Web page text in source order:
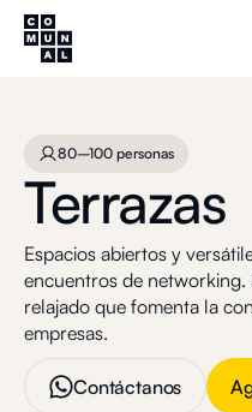
80–100 personas
Terrazas
Espacios abiertos y
encuentros de
relajado que fomenta la
empresas.
Contáctanos